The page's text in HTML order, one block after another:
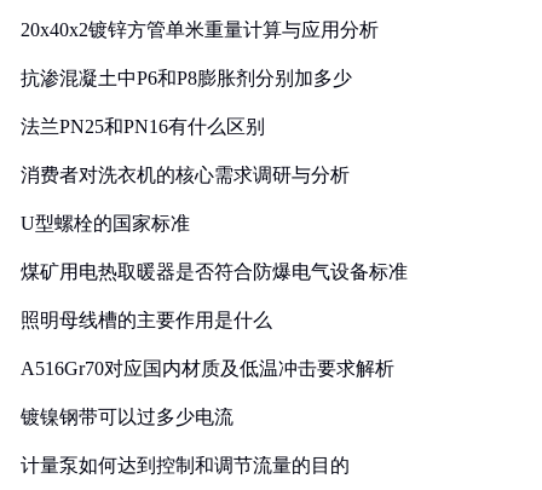
20x40x2镀锌方管单米重量计算与应用分析
抗渗混凝土中P6和P8膨胀剂分别加多少
法兰PN25和PN16有什么区别
消费者对洗衣机的核心需求调研与分析
U型螺栓的国家标准
煤矿用电热取暖器是否符合防爆电气设备标准
照明母线槽的主要作用是什么
A516Gr70对应国内材质及低温冲击要求解析
镀镍钢带可以过多少电流
计量泵如何达到控制和调节流量的目的